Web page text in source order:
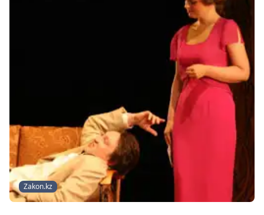
Zakon.kz